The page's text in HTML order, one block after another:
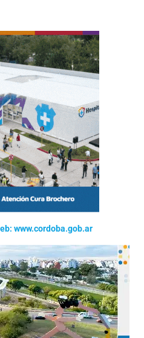
www.cordoba.gob.ar